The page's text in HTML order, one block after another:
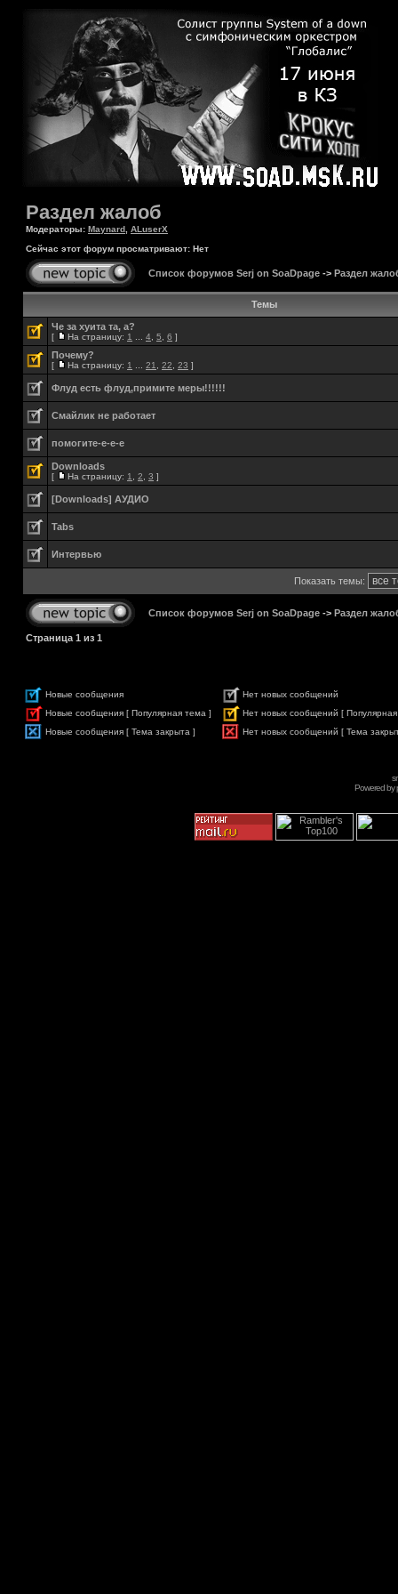
Раздел жалоб
Модераторы: Maynard ALuserX
Сейчас этот форум просматривают: Нет
Список форумов Serj on SoaDpage -> Раздел
Темы
Че за хуита та, а?
[ На страницу: 1 4 5 6 ]
Почему?
[ На страницу: 1 21 22 23 ]
Флуд есть флуд,примите меры!!!!!!
Смайлик не работает
помогите-е-е-е
Downloads
[ На страницу: 1 2 3 ]
[Downloads] АУДИО
Tabs
Интервью
Показать темы:
Список форумов Serj on SoaDpage -> Раздел
Страница 1 из 1
Новые сообщения
Нет новых сообщений
Новые сообщения [ Популярная тема ]
Нет новых сообщений [
Новые сообщения [ Тема закрыта ]
Нет новых сообщений [ Тема
Powered by